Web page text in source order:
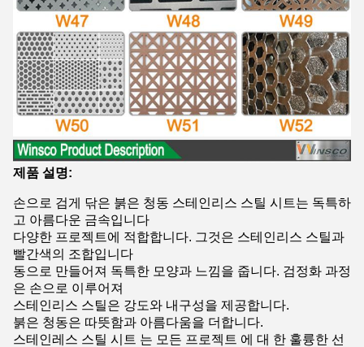
제품 설명:
손으로 검게 닦은 붉은 청동 스테인리스 스틸 시트는 독특하
고 아름다운 금속입니다
다양한 프로젝트에 적합합니다. 그것은 스테인리스 스틸과
빨간색의 조합입니다
동으로 만들어져 독특한 모양과 느낌을 줍니다. 검정화 과정
은 손으로 이루어져
스테인리스 스틸은 강도와 내구성을 제공합니다.
붉은 청동은 따뜻함과 아름다움을 더합니다.
스테인레스 스틸 시트 는 모든 프로젝트 에 대 한 훌륭한 선